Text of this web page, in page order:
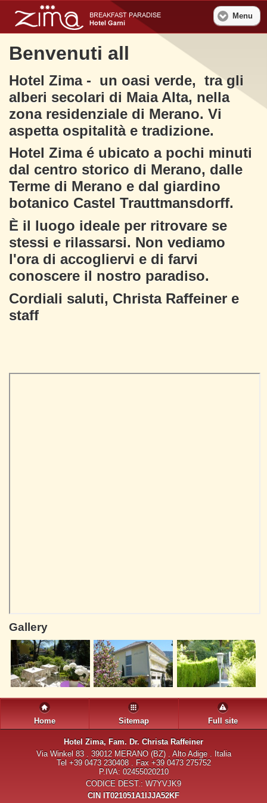
Menu
Benvenuti all
Hotel Zima - un oasi verde, tra gli
alberi secolari di Maia Alta, nella
zona residenziale di Merano. Vi
aspetta ospitalità e tradizione.
Hotel Zima é ubicato a pochi minuti
dal centro storico di Merano, dalle
Terme di Merano e dal giardino
botanico Castel Trauttmansdorff.
È il luogo ideale per ritrovare se
stessi e rilassarsi. Non vediamo
l'ora di accogliervi e di farvi
conoscere il nostro paradiso.
Cordiali saluti, Christa Raffeiner e
staff
Gallery
Home Sitemap Full site
Hotel Zima, Fam. Dr. Christa Raffeiner
Via Winkel 83 . 39012 MERANO (BZ) . Alto Adige . Italia
Tel +39 0473 230408 . Fax +39 0473 275752
P.IVA: 02455020210
CODICE DEST.: W7YVJK9
CIN IT021051A1IJJA52KF